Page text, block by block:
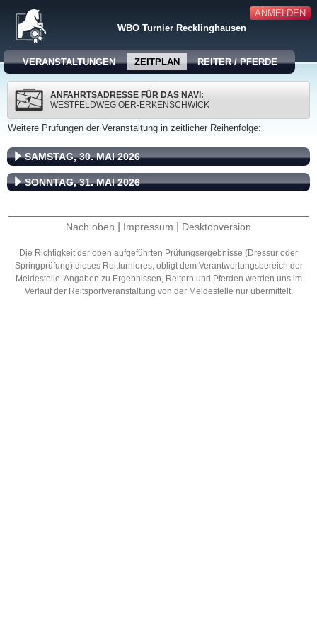
ANMELDEN
WBO Turnier Recklinghausen
VERANSTALTUNGEN ZEITPLAN REITER / PFERDE
ANFAHRTSADRESSE FÜR DAS NAVI:
WESTFELDWEG OER-ERKENSCHWICK
Weitere Prüfungen der Veranstaltung in zeitlicher Reihenfolge:
SAMSTAG, 30. MAI 2026
SONNTAG, 31. MAI 2026
Nach oben Impressum Desktopversion
Die Richtigkeit der oben aufgeführten Prüfungsergebnisse (Dressur oder
Springprüfung) dieses Reitturnieres, obligt dem Verantwortungsbereich der
Meldestelle. Angaben zu Ergebnissen, Reitern und Pferden werden uns im
Verlauf der Reitsportveranstaltung von der Meldestelle nur übermittelt.